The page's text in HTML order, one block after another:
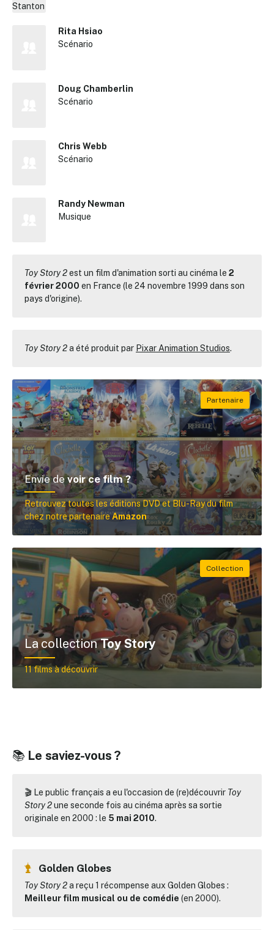
Rita Hsiao
Scénario
Doug Chamberlin
Scénario
Chris Webb
Scénario
Randy Newman
Musique
Toy Story 2est un film d'animation sorti au cinéma le 2
février 2000 en France (le 24 novembre 1999 dans son
pays d'origine).
Toy Story 2a été produit par Pixar Animation Studios.
Envie devoir ce film ?
Retrouvez toutes les éditions DVD et Blu-Ray du film
chez notre partenaireAmazon
La collectionToy Story
11 films à découvrir
📚 Le saviez-vous ?
🎬 Le public français a eu l'occasion de (re)découvrir Toy
Story 2une seconde fois au cinéma après sa sortie
originale en 2000 : le 5 mai 2010.
Golden Globes
Toy Story 2a reçu 1 récompense aux Golden Globes :
Meilleur film musical ou de comédie (en 2000).